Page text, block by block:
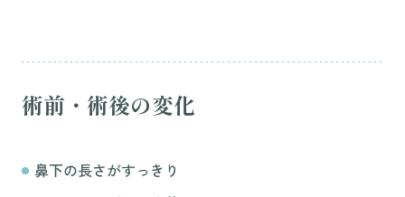
術前・術後の変化
鼻下の長さがすっきり